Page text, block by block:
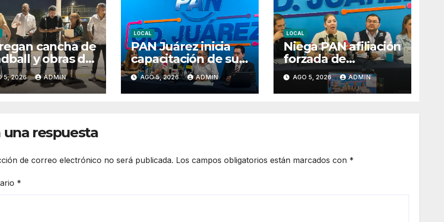
cancha de
y obras de
en
del Sur y
de Oriente
5, 2026 ADMIN
LOCAL
PAN Juárez inicia
capacitación de su
estructura rumbo al
proceso electoral
de 2027
AGO 5, 2026 ADMIN
LOCAL
Niega PAN afiliación
forzada de
exempleados
estatales en Juárez
AGO 5, 2026 ADMIN
una respuesta
de correo electrónico no será publicada. Los campos obligatorios están marcados con *
*